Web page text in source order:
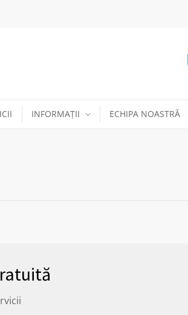
INFORMAȚII ECHIPA NOASTRĂ